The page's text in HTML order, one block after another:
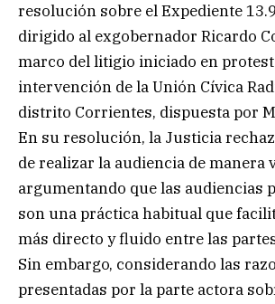
resolución sobre el Expediente
dirigido al exgobernador Ricardo
marco del litigio iniciado en
intervención de la Unión Cívica
distrito Corrientes, dispuesta por
En su resolución, la Justicia
de realizar la audiencia de manera
argumentando que las audiencias
son una práctica habitual que
más directo y fluido entre las
Sin embargo, considerando las
presentadas por la parte actora